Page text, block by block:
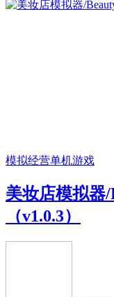
模拟经营单机游戏
美妆店模拟器
（v1.0.3）